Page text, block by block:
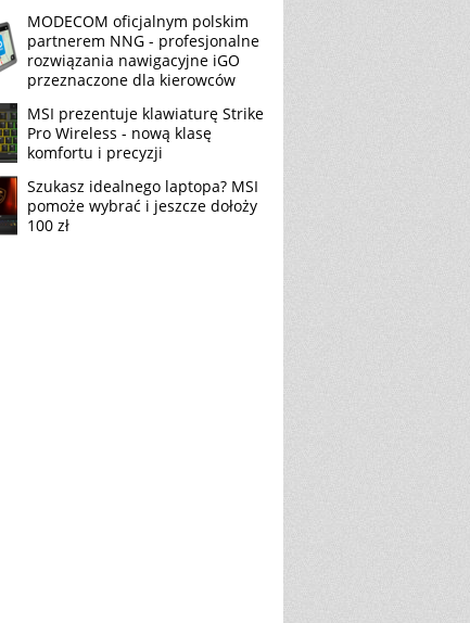
MODECOM oficjalnym polskim
partnerem NNG - profesjonalne
rozwiązania nawigacyjne iGO
przeznaczone dla kierowców
MSI prezentuje klawiaturę Strike
Pro Wireless - nową klasę
komfortu i precyzji
Szukasz idealnego laptopa? MSI
pomoże wybrać i jeszcze dołoży
100 zł